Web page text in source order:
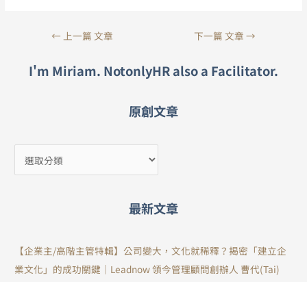
← 上一篇 文章 下一篇 文章 →
I'm Miriam. NotonlyHR also a Facilitator.
原創文章
最新文章
【企業主/高階主管特輯】公司變大，文化就稀釋？揭密「建立企
業文化」的成功關鍵｜Leadnow 領今管理顧問創辦人 曹代(Tai)